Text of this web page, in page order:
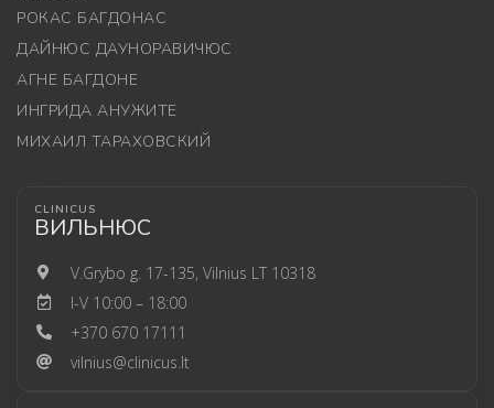
РОКАС БАГДОНАС
ДАЙНЮС ДАУНОРАВИЧЮС
АГНЕ БАГДОНЕ
ИНГРИДА АНУЖИТЕ
МИХАИЛ ТАРАХОВСКИЙ
CLINICUS
ВИЛЬНЮС
V.Grybo g. 17-135, Vilnius LT 10318
I-V 10:00 – 18:00
+370 670 17111
vilnius@clinicus.lt